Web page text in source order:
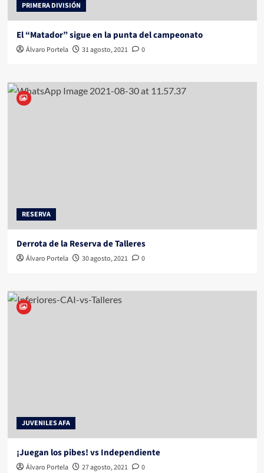
PRIMERA DIVISIÓN
El “Matador” sigue en la punta del campeonato
Álvaro Portela 31 agosto, 2021 0
RESERVA
Derrota de la Reserva de Talleres
Álvaro Portela 30 agosto, 2021 0
JUVENILES AFA
¡Juegan los pibes! vs Independiente
Álvaro Portela 27 agosto, 2021 0